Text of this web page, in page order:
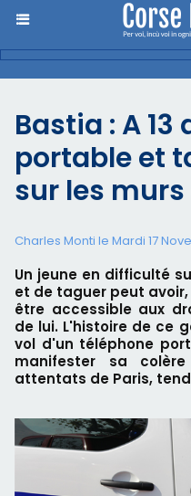
Bastia : A
portable et
sur les
Charles Monti le Mardi 17
Un jeune en difficulté
et de taguer peut
être accessible aux
de lui. L'histoire de ce
vol d'un téléphone
manifester sa
attentats de Paris,